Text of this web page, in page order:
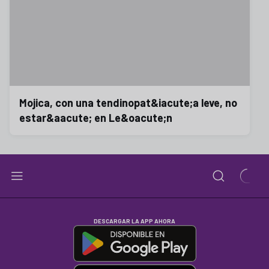
Mojica, con una tendinopat&iacute;a leve, no
estar&aacute; en Le&oacute;n
DESCARGAR LA APP AHORA